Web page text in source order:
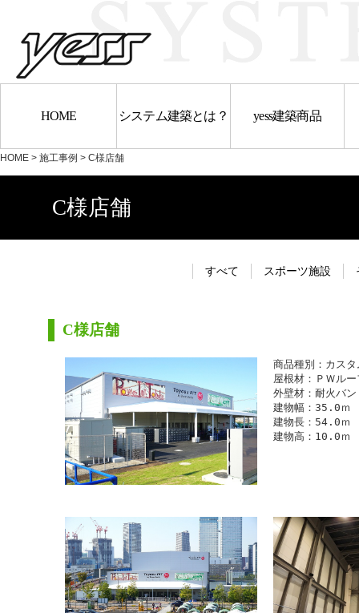
HOME システム建築とは？ yess建築商品
HOME > 施工事例 > C様店舗
C様店舗
すべて スポーツ施設
C様店舗
商品種別：カス
屋根材：ＰＷル
外壁材：耐火バ
建物幅：35.0ｍ
建物長：54.0ｍ
建物高：10.0ｍ